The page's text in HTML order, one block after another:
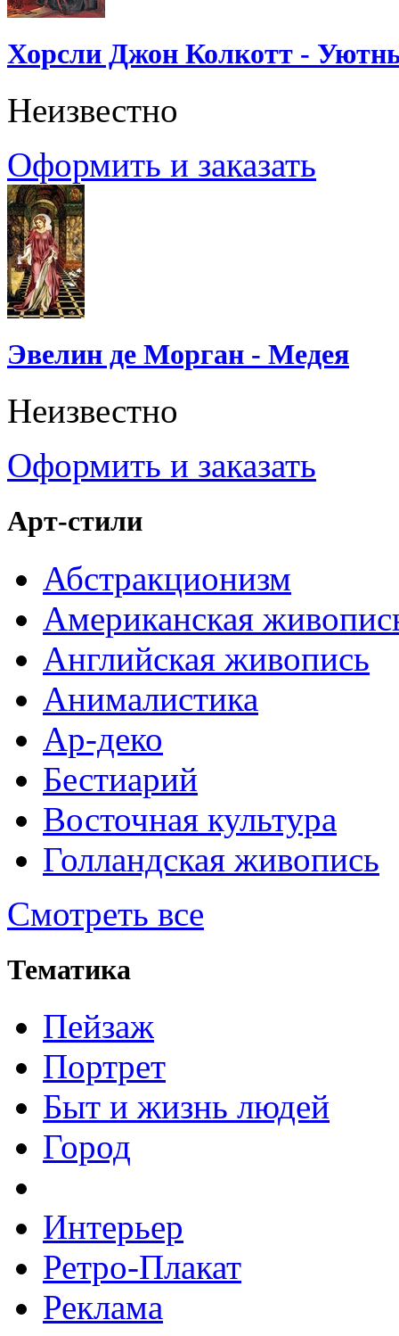
Хорсли Джон Колкотт -
Неизвестно
Оформить и заказать
Эвелин де Морган - Медея
Неизвестно
Оформить и заказать
Арт-стили
Абстракционизм
Американская
Английская живопись
Анималистика
Ар-деко
Бестиарий
Восточная культура
Голландская живопись
Смотреть все
Тематика
Пейзаж
Портрет
Быт и жизнь людей
Город
Интерьер
Ретро-Плакат
Реклама